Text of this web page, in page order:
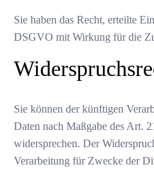
Sie haben das Recht, erteilte
DSGVO mit Wirkung für die
Sie können der künftigen
Daten nach Maßgabe des Art.
widersprechen. Der
Verarbeitung für Zwecke der